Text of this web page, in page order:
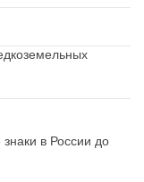
в России до